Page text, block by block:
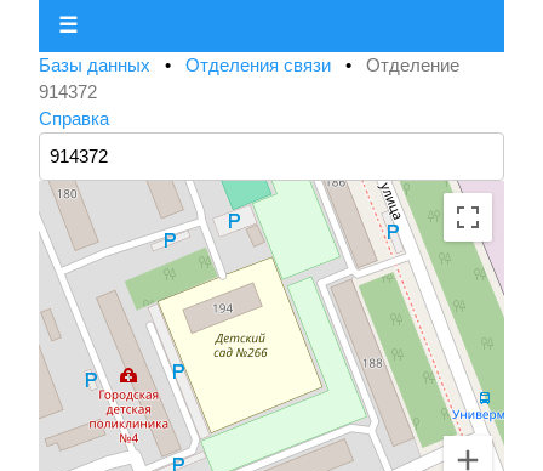
☰
Базы данных • Отделения связи • Отделение
914372
Справка